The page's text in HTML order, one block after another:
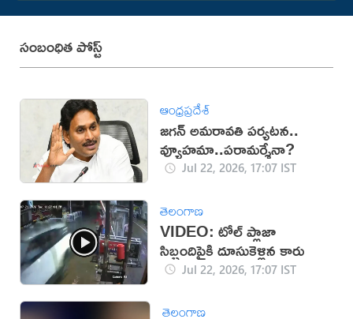
సంబంధిత పోస్ట్
ఆంధ్రప్రదేశ్
జగన్ అమరావతి పర్యటన..
వ్యూహమా..పరామర్శేనా?
Jul 22, 2026, 17:07 IST
తెలంగాణ
VIDEO: టోల్ ప్లాజా
సిబ్బందిపైకి దూసుకెళ్లిన కారు
Jul 22, 2026, 17:07 IST
తెలంగాణ